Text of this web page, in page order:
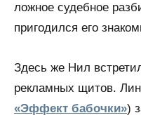
ложное судебное
пригодился его
Здесь же Нил
рекламных щитов.
«Эффект бабочки»)